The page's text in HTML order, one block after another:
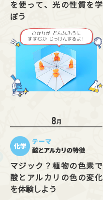
を使って、光の性質を学
ぼう
マジック？植物の色素で
酸とアルカリの色の変化
を体験しよう